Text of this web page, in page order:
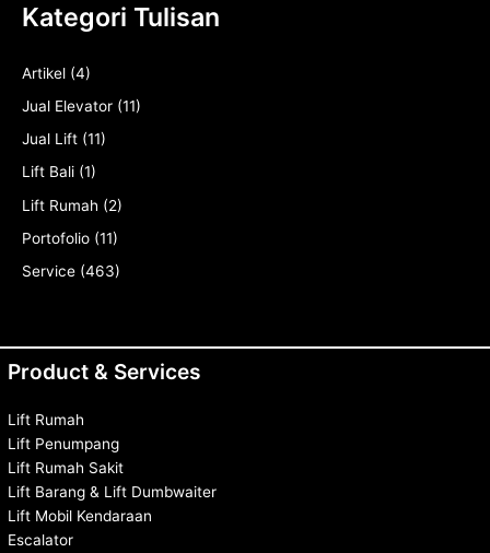
Kategori Tulisan
Artikel (4)
Jual Elevator (11)
Jual Lift (11)
Lift Bali (1)
Lift Rumah (2)
Portofolio (11)
Service (463)
Product & Services
Lift Rumah
Lift Penumpang
Lift Rumah Sakit
Lift Barang & Lift Dumbwaiter
Lift Mobil Kendaraan
Escalator